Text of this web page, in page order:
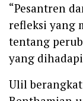
“Pesantren
refleksi yang
tentang
yang
Ulil